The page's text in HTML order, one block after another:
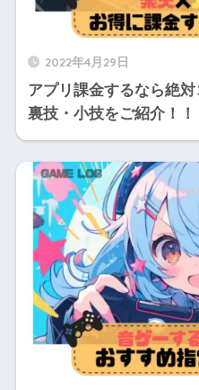
2022年4月29日
アプリ課金するなら絶
裏技・小技をご紹介！！